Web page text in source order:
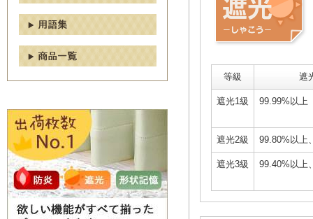
等級 遮
遮光1級 99.99%以上
遮光2級 99.80%以上
遮光3級 99.40%以上